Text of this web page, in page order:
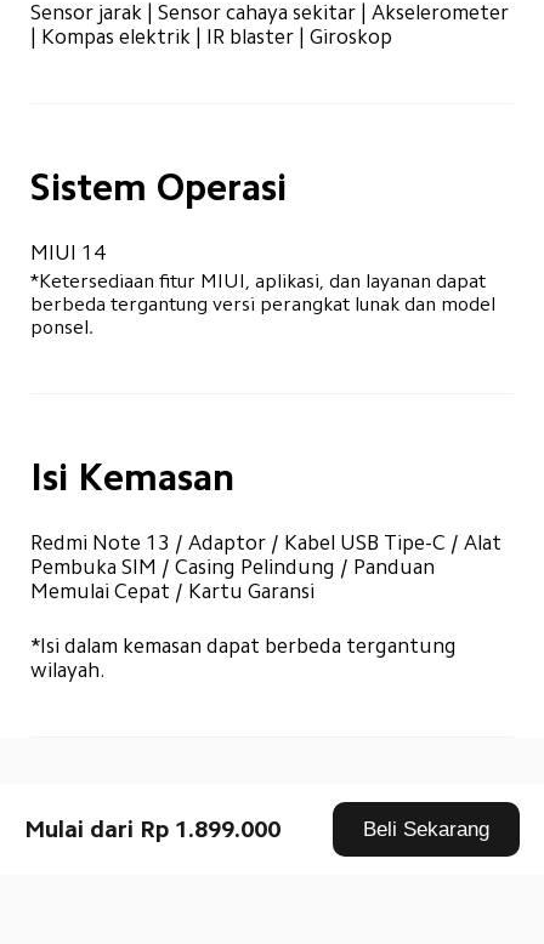
Mulai dari Rp 1.899.000 Beli Sekarang
Sensor jarak | Sensor cahaya sekitar | Akselerometer
| Kompas elektrik | IR blaster | Giroskop
Sistem Operasi
MIUI 14
*Ketersediaan fitur MIUI, aplikasi, dan layanan dapat
berbeda tergantung versi perangkat lunak dan model
ponsel.
Isi Kemasan
Redmi Note 13 / Adaptor / Kabel USB Tipe-C / Alat
Pembuka SIM / Casing Pelindung / Panduan
Memulai Cepat / Kartu Garansi
*Isi dalam kemasan dapat berbeda tergantung
wilayah.